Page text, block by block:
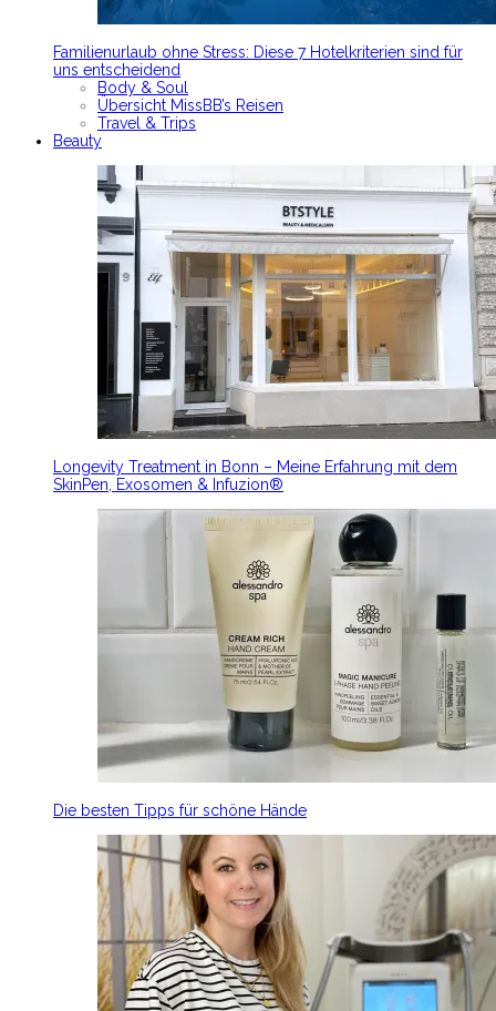
Familienurlaub ohne Stress: Diese 7 Hotelkriterien sind für
uns entscheidend
Body & Soul
Übersicht MissBB’s Reisen
Travel & Trips
Beauty
Longevity Treatment in Bonn – Meine Erfahrung mit dem
SkinPen, Exosomen & Infuzion®
Die besten Tipps für schöne Hände